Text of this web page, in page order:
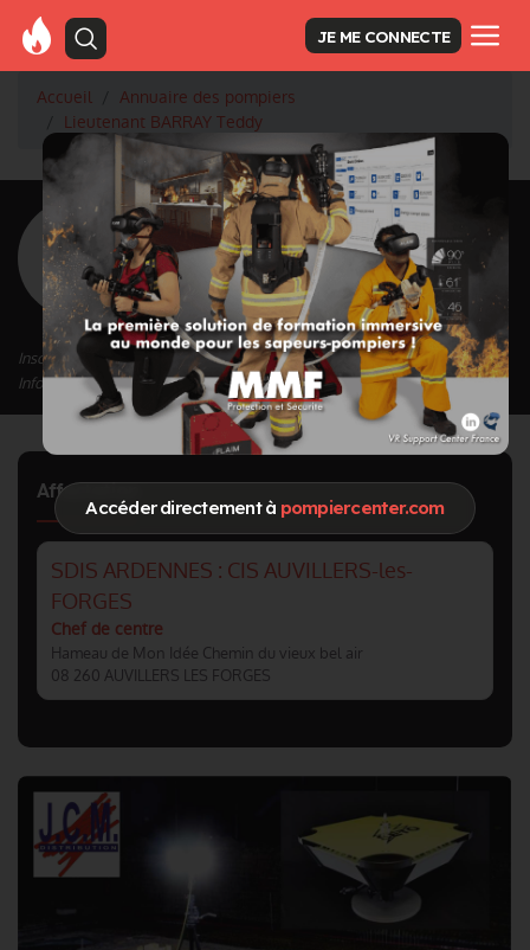
Accéder directement à pompiercenter.com
JE ME CONNECTE
Accueil
Annuaire des pompiers
Lieutenant BARRAY Teddy
<Retour à la liste des pompiers
BARRAY Teddy
Grade : Lieutenant
Inscrit depuis le 16/09/2020 à 14:24
Informations mises à jour le 26/03/2024 à 11:02
Affectation
SDIS ARDENNES : CIS AUVILLERS-les-
FORGES
Chef de centre
Hameau de Mon Idée Chemin du vieux bel air
08 260 AUVILLERS LES FORGES